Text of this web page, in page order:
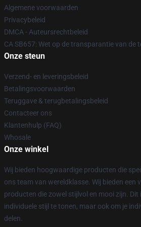
Algemene voorwaarden
Privacybeleid
DMCA - Auteursrechtbeleid
CA SB657: Wet op de transparantie van de
Onze steun
Verzend- en leveringsbeleid
Betalingsvoorwaarden
Teruggave & terugbetalingsbeleid
Contacteer ons
Klantenhulp (FAQ)
Whosale
Onze winkel
Wij bieden hoogwaardige producten die
ons team van wereldklasse. Wij bieden een
producten die zowel stijlvol en mooi zijn. Dit
individuele stijl te tonen, maar ook om je
delen.